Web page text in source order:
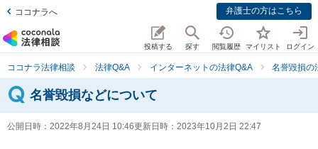
ココナラへ 弁護士の方はこちら
投稿する 探す 閲覧履歴 マイリスト ログイン
ココナラ法律相談 法律Q&A インターネットの法律Q&A 名誉毀損の
名誉毀損などについて
公開日時： 2022年8月24日 10:46更新日時： 2023年10月2日 22:47